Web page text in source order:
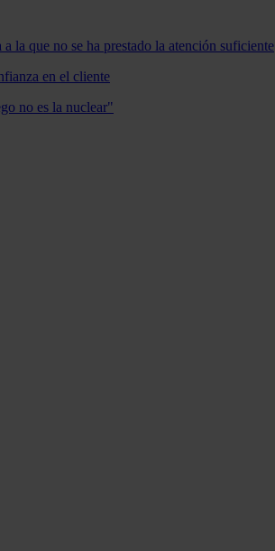
la que no se ha prestado la atención suficiente
en el cliente
no es la nuclear"